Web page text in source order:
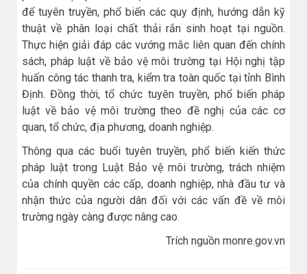
để tuyên truyền, phổ biến các quy định, hướng dẫn kỹ
thuật về phân loại chất thải rắn sinh hoạt tại nguồn.
Thực hiện giải đáp các vướng mắc liên quan đến chính
sách, pháp luật về bảo vệ môi trường tại Hội nghị tập
huấn công tác thanh tra, kiểm tra toàn quốc tại tỉnh Bình
Định. Đồng thời, tổ chức tuyên truyền, phổ biến pháp
luật về bảo vệ môi trường theo đề nghị của các cơ
quan, tổ chức, địa phương, doanh nghiệp.
Thông qua các buổi tuyên truyền, phổ biến kiến thức
pháp luật trong Luật Bảo vệ môi trường, trách nhiệm
của chính quyền các cấp, doanh nghiệp, nhà đầu tư và
nhận thức của người dân đối với các vấn đề về môi
trường ngày càng được nâng cao.
Trích nguồn monre.gov.vn